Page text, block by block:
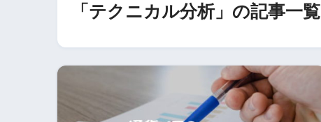
「テクニカル分析」の記事一覧